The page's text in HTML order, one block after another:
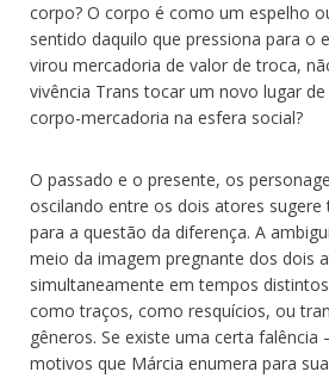
corpo? O corpo é como um espelho
sentido daquilo que pressiona para o
virou mercadoria de valor de troca,
vivência Trans tocar um novo lugar
corpo-mercadoria na esfera social?
O passado e o presente, os
oscilando entre os dois atores sugere
para a questão da diferença. A
meio da imagem pregnante dos dois
simultaneamente em tempos
como traços, como resquícios, ou
gêneros. Se existe uma certa falência
motivos que Márcia enumera para